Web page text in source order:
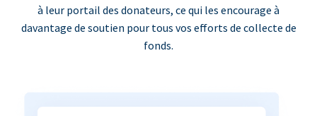
à leur portail des donateurs, ce qui les encourage à
davantage de soutien pour tous vos efforts de collecte de
fonds.